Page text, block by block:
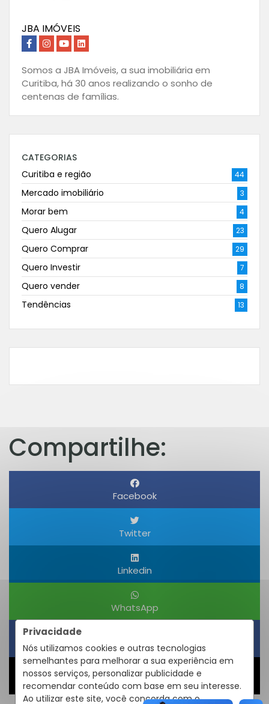
Privacidade
Nós utilizamos cookies e outras tecnologias
semelhantes para melhorar a sua experiência em
nossos serviços, personalizar publicidade e
recomendar conteúdo com base em seu interesse.
Ao utilizar este site, você concorda com o
JBA IMÓVEIS
Somos a JBA Imóveis, a sua imobiliária em
Curitiba, há 30 anos realizando o sonho de
centenas de famílias.
CATEGORIAS
Curitiba e região
44
Mercado imobiliário 3
Morar bem 4
Quero Alugar 23
Quero Comprar 29
Quero Investir 7
Quero vender 8
Tendências 13
Compartilhe:
Facebook
Twitter
Linkedin
WhatsApp
Obter um Link
Compartilhar